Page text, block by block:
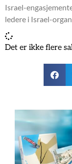
Israel-
ledere i Israel-
Det er ikke flere